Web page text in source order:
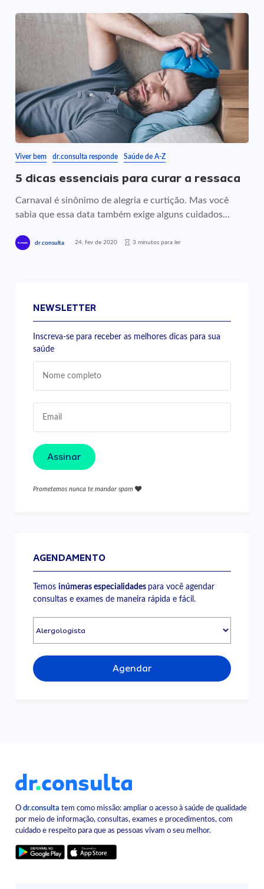
Viver bem dr.consulta responde Saúde de A-Z
5 dicas essenciais para curar a ressaca
Carnaval é sinônimo de alegria e curtição. Mas você
sabia que essa data também exige alguns cuidados...
dr.consulta 24, fev de 2020 3 minutos para ler
NEWSLETTER
Inscreva-se para receber as melhores dicas para sua
saúde
Assinar
Prometemos nunca te mandar spam
AGENDAMENTO
Temosinúmeras especialidades para você agendar
consultas e exames de maneira rápida e fácil.
Agendar
Odr.consulta tem como missão: ampliar o acesso à saúde de qualidade
por meio de informação, consultas, exames e procedimentos, com
cuidado e respeito para que as pessoas vivam o seu melhor.